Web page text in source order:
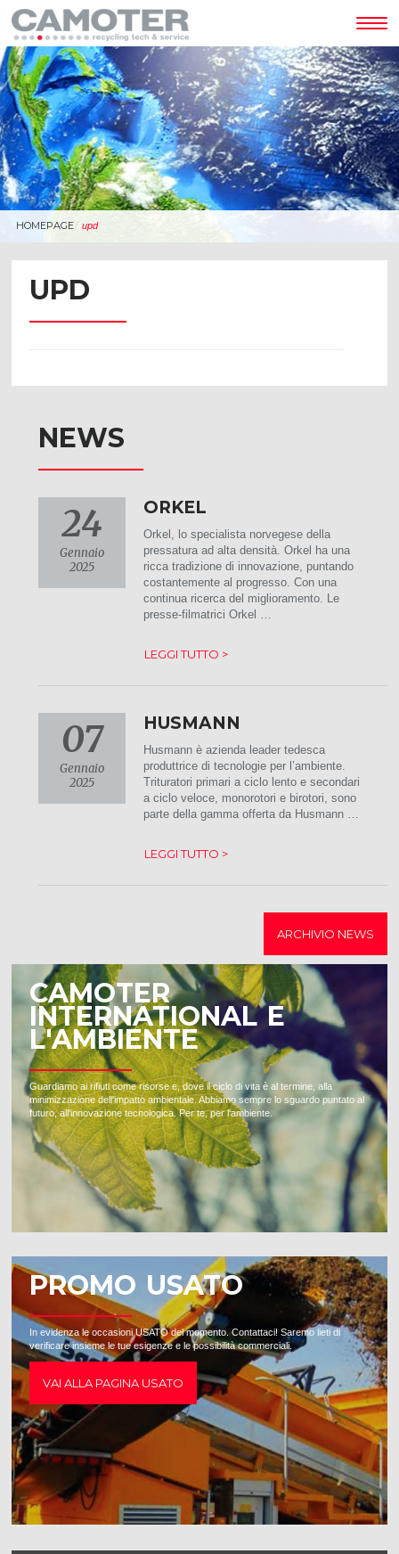
HOMEPAGE upd
UPD
NEWS
24
Gennaio
2025
ORKEL
Orkel, lo specialista norvegese della
pressatura ad alta densità. Orkel ha una
ricca tradizione di innovazione, puntando
costantemente al progresso. Con una
continua ricerca del miglioramento. Le
presse-filmatrici Orkel …
LEGGI TUTTO >
07
Gennaio
2025
HUSMANN
Husmann è azienda leader tedesca
produttrice di tecnologie per l’ambiente.
Trituratori primari a ciclo lento e secondari
a ciclo veloce, monorotori e birotori, sono
parte della gamma offerta da Husmann …
LEGGI TUTTO >
ARCHIVIO NEWS
CAMOTER
INTERNATIONAL E
L'AMBIENTE
Guardiamo ai rifiuti come risorse e, dove il ciclo di vita è al termine, alla
minimizzazione dell'impatto ambientale. Abbiamo sempre lo sguardo puntato al
futuro, all'innovazione tecnologica. Per te, per l'ambiente.
PROMO USATO
In evidenza le occasioni USATO del momento. Contattaci! Saremo lieti di
verificare insieme le tue esigenze e le possibilità commerciali.
VAI ALLA PAGINA USATO